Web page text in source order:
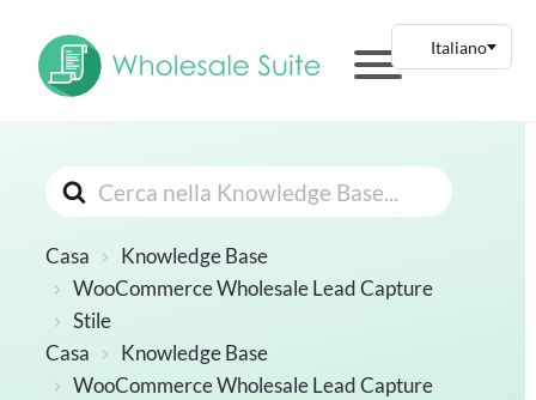
Cerca
Casa
Knowledge Base
WooCommerce Wholesale Lead Capture
Stile
Casa
Knowledge Base
WooCommerce Wholesale Lead Capture